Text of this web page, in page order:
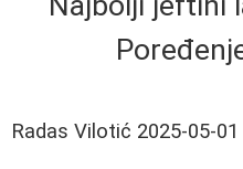
Radas Vilotić 2025-05-01